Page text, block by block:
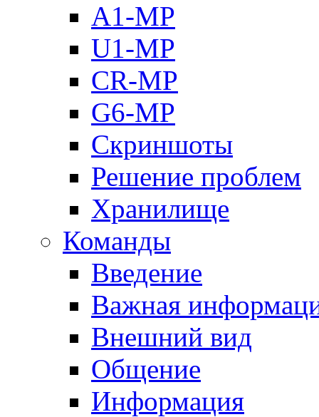
A1-MP
U1-MP
CR-MP
G6-MP
Скриншоты
Решение проблем
Хранилище
Команды
Введение
Важная
Внешний вид
Общение
Информация